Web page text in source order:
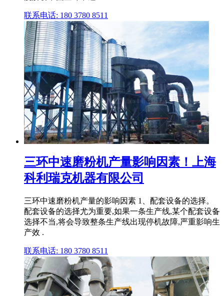
联系电话: 180 3780 8511
三环中速磨粉机产量影响因素！上海
科利瑞克机器有限公司
三环中速磨粉机产量的影响因素 1、配套设备的选择。
配套设备的选择尤为重要,如果一条生产线,某个配套设备
选择不当,将会导致整条生产线出现停机故障,严重影响生
产效 .
联系电话: 180 3780 8511